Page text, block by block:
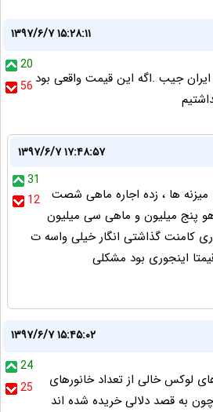
۱۳۹۷/۶/۷ ۱۵:۲۸:۱۱
20
56 ایران جیب .اگه این قیمت واقعی بود
۱۳۹۷/۶/۷ ۱۷:۴۸:۵۷
31
12
میزنه ها ، زده اجاره ماهی شصت
پنج میلیون و ماهی سی میلیون
کامنت گذاشتی انگار خیلی واسه ت
اینجوری بود مشکلی
۱۳۹۷/۶/۷ ۱۵:۴۵:۰۲
24
25
لوکس خالی از تعداد خانورهای
به قصد دلالی خریده شده اند